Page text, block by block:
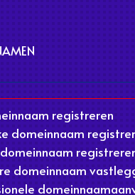
registreren
domeinnaam
domeinnaam